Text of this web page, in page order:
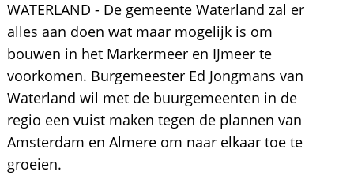
WATERLAND - De gemeente Waterland zal er
alles aan doen wat maar mogelijk is om
bouwen in het Markermeer en IJmeer te
voorkomen. Burgemeester Ed Jongmans van
Waterland wil met de buurgemeenten in de
regio een vuist maken tegen de plannen van
Amsterdam en Almere om naar elkaar toe te
groeien.